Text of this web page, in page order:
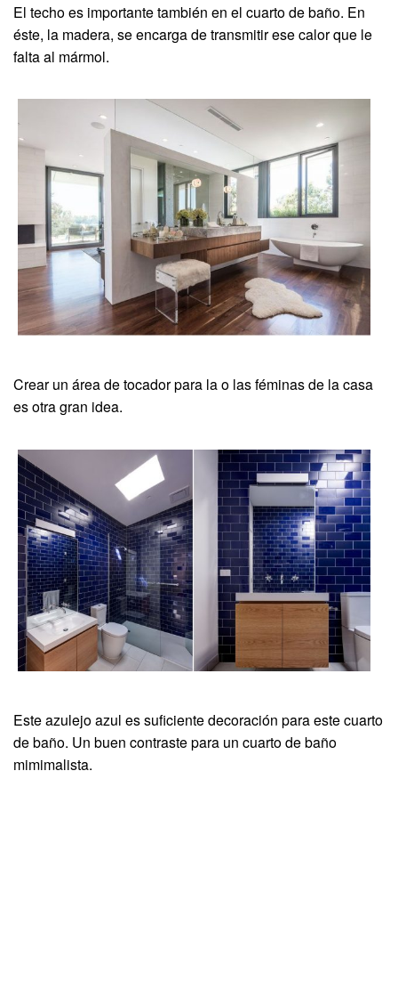
El techo es importante también en el cuarto de baño. En
éste, la madera, se encarga de transmitir ese calor que le
falta al mármol.
Crear un área de tocador para la o las féminas de la casa
es otra gran idea.
Este azulejo azul es suficiente decoración para este cuarto
de baño. Un buen contraste para un cuarto de baño
mimimalista.